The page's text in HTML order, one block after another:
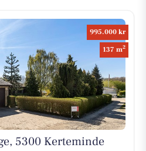
995.000 kr
137 m2
5300 Kerteminde